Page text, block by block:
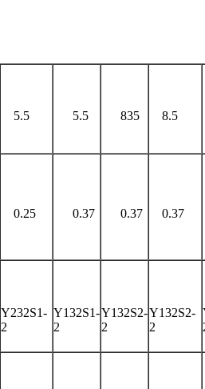
5.5 5.5 835 8.5
0.25 0.37 0.37 0.37
Y232S1-
2
Y132S1-
2
Y132S2-
2
Y132S2-
2